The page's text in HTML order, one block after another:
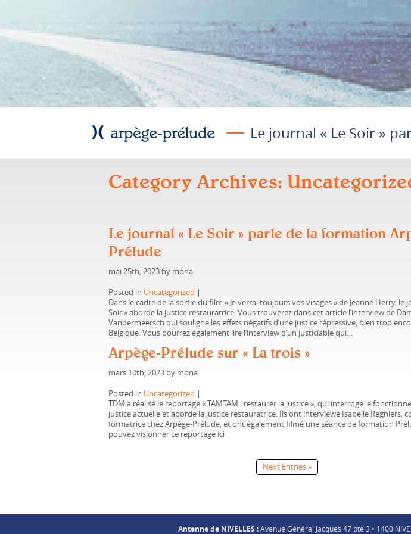
Le journal « Le Soir »
Category Archives:
Le journal « Le Soir » parle de la formation
Prélude
mai 25th, 2023 by mona
Posted in Uncategorized |
Dans le cadre de la sortie du film « Je verrai toujours vos visages » de Jeanne Herry, le
Soir » aborde la justice restauratrice. Vous trouverez dans cet article l’interview de
Vandermeersch qui souligne les effets négatifs d’une justice répressive, bien trop
Belgique. Vous pourrez également lire l‘interview d’un justiciable qui…
Arpège-Prélude sur « La trois »
mars 10th, 2023 by mona
Posted in Uncategorized |
TDM a réalisé le reportage « TAMTAM : restaurer la justice », qui interroge le
justice actuelle et aborde la justice restauratrice. Ils ont interviewé Isabelle Regniers,
formatrice chez Arpège-Prélude, et ont également filmé une séance de formation
pouvez visionner ce reportage ici
Next Entries »
Antenne de NIVELLES :Avenue Général Jacques 47 bte 3 • 1400